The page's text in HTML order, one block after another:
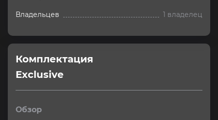
Владельцев 1 владелец
Комплектация
Exclusive
Обзор